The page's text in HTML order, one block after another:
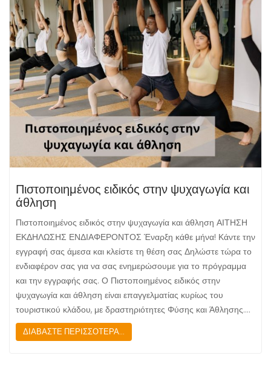
Πιστοποιημένος ειδικός στην ψυχαγωγία και
άθληση
Πιστοποιημένος ειδικός στην ψυχαγωγία και άθληση ΑΙΤΗΣΗ
ΕΚΔΗΛΩΣΗΣ ΕΝΔΙΑΦΕΡΟΝΤΟΣ Έναρξη κάθε μήνα! Κάντε την
εγγραφή σας άμεσα και κλείστε τη θέση σας Δηλώστε τώρα το
ενδιαφέρον σας για να σας ενημερώσουμε για το πρόγραμμα
και την εγγραφής σας. Ο Πιστοποιημένος ειδικός στην
ψυχαγωγία και άθληση είναι επαγγελματίας κυρίως του
τουριστικού κλάδου, με δραστηριότητες Φύσης και Άθλησης.…
ΔΙΑΒΑΣΤΕ ΠΕΡΙΣΣΟΤΕΡΑ...